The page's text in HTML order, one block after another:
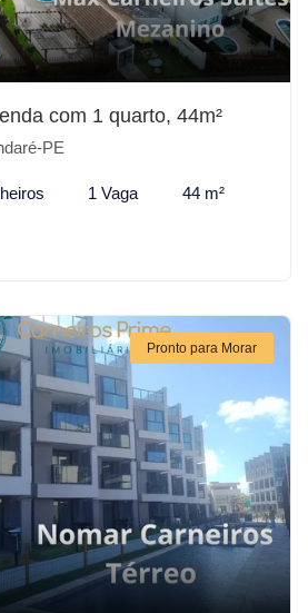
com 1 quarto, 44m²
PE
1 Vaga 44 m²
Pronto para Morar